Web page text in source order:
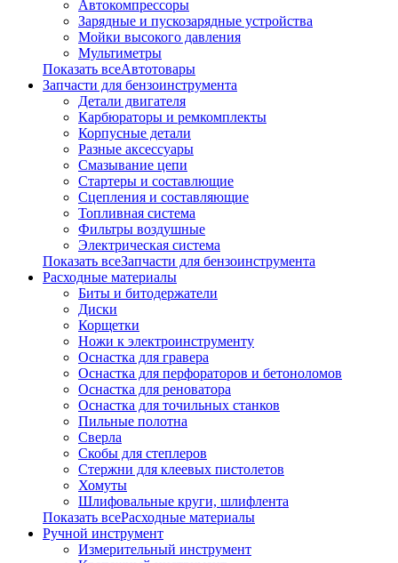
Автокомпрессоры
Зарядные и пускозарядные устройства
Мойки высокого давления
Мультиметры
Показать всеАвтотовары
Запчасти для бензоинструмента
Детали двигателя
Карбюраторы и ремкомплекты
Корпусные детали
Разные аксессуары
Смазывание цепи
Стартеры и составлющие
Сцепления и составляющие
Топливная система
Фильтры воздушные
Электрическая система
Показать всеЗапчасти для бензоинструмента
Расходные материалы
Биты и битодержатели
Диски
Корщетки
Ножи к электроинструменту
Оснастка для гравера
Оснастка для перфораторов и бетоноломов
Оснастка для реноватора
Оснастка для точильных станков
Пильные полотна
Сверла
Скобы для степлеров
Стержни для клеевых пистолетов
Хомуты
Шлифовальные круги, шлифлента
Показать всеРасходные материалы
Ручной инструмент
Измерительный инструмент